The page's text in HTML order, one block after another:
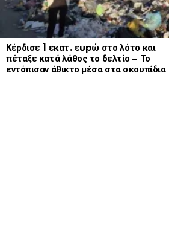
Κέρδισε 1 εκατ. εupώ στο λότο και
πέταξε κατά λάθος το δελτίο – Το
εντόπισαν άθικτο μέσα στα σκουπίδια